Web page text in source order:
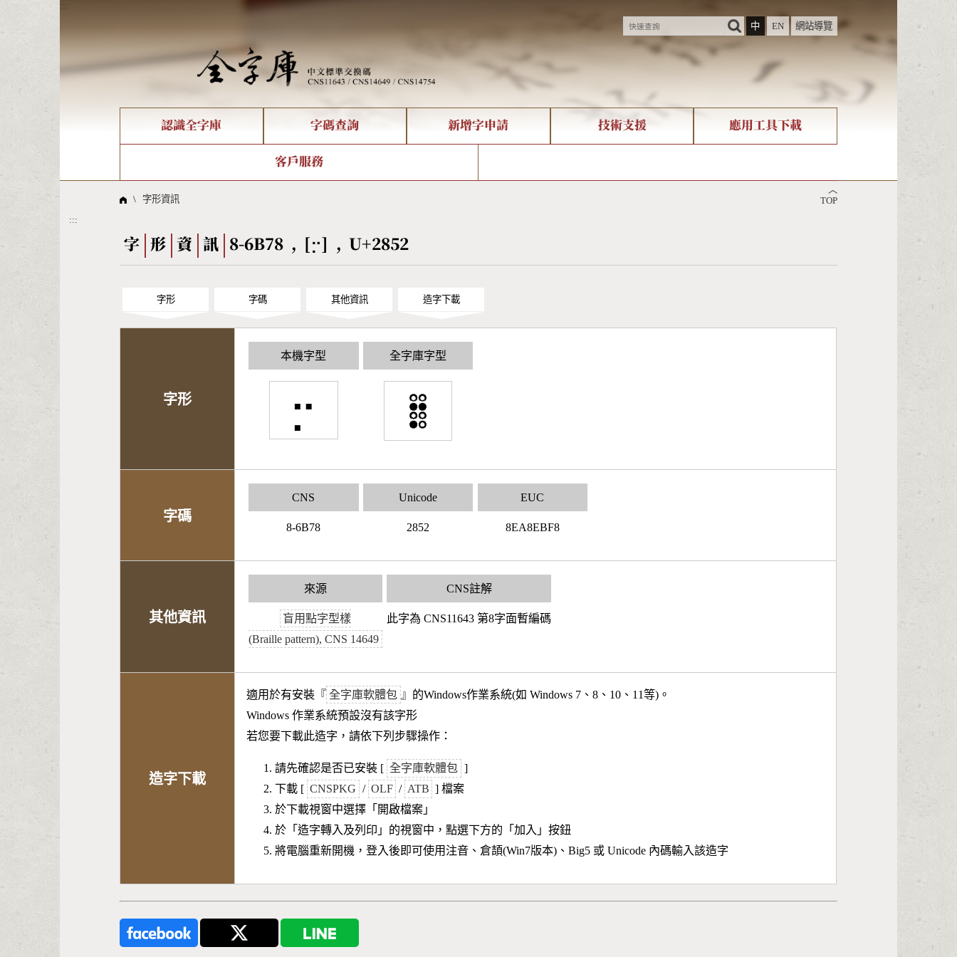
:::
中
EN 網站導覽
認識全字庫
全字庫現況
線上教學
字碼查詢
部件查詢
倉頡查詢
Big5查詢 拼音查詢
新增字申請 技術支援
造字解決方案
應用工具下載
字形下載
客戶服務
問題集
︿
TOP
\ 字形資訊
:::
字 形 資 訊 8-6B78 , [⡒] , U+2852
字形 字碼 其他資訊 造字下載
字形
本機字型
⡒
全字庫字型
字碼
CNS
8-6B78
Unicode
2852
EUC
8EA8EBF8
其他資訊
來源
盲用點字型樣
(Braille pattern), CNS 14649
CNS註解
此字為 CNS11643 第8字面暫編碼
造字下載
適用於有安裝『 全字庫軟體包 』的Windows作業系統(如 Windows 7、8、10、11等)。
Windows 作業系統預設沒有該字形
若您要下載此造字，請依下列步驟操作：
請先確認是否已安裝 [ 全字庫軟體包 ]
下載 [ CNSPKG / OLF / ATB ] 檔案
於下載視窗中選擇「開啟檔案」
於「造字轉入及列印」的視窗中，點選下方的「加入」按鈕
將電腦重新開機，登入後即可使用注音、倉頡(Win7版本)、Big5 或 Unicode 內碼輸入該造字